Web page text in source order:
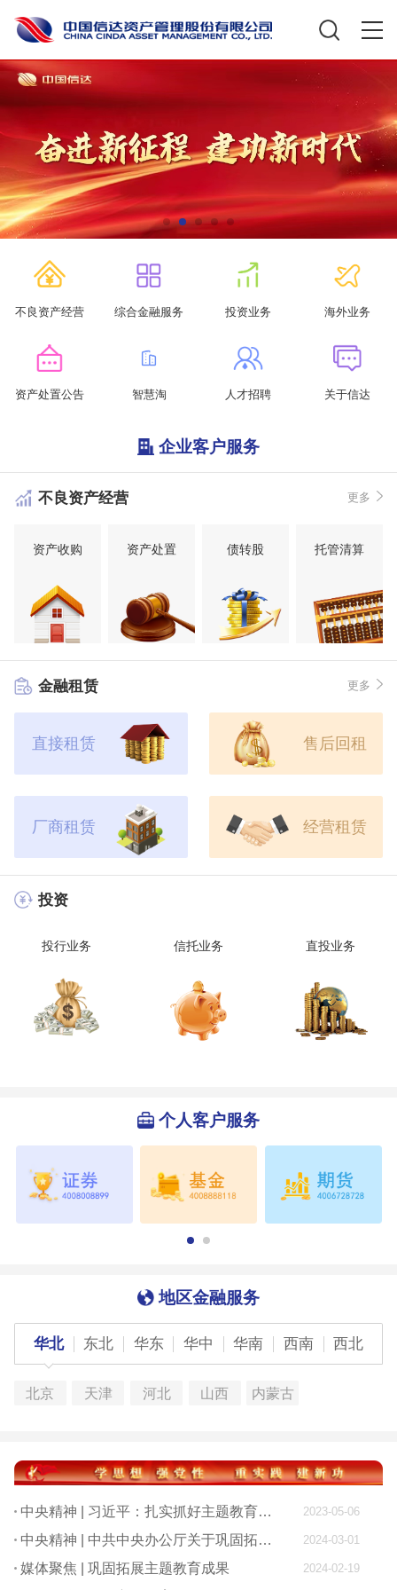
不良资产经营 综合金融服务 投资业务 海外业务
资产处置公告 智慧淘 人才招聘 关于信达
企业客户服务
不良资产经营 更多
资产收购 资产处置 债转股 托管清算
金融租赁 更多
直接租赁 售后回租
厂商租赁 经营租赁
投资
投行业务 信托业务 直投业务
个人客户服务
地区金融服务
华北 东北 华东 华中 华南 西南 西北
北京 天津 河北 山西 内蒙古
中央精神 | 习近平：扎实抓好主题教育 为奋进新征程凝心聚力 2023-05-06
中央精神 | 中共中央办公厅关于巩固拓展学习贯彻习近平新时代中国特色社会主义思想主题教育成果的意见 2024-03-01
媒体聚焦 | 巩固拓展主题教育成果 2024-02-19